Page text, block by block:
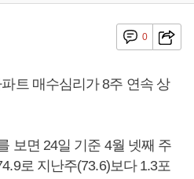
0
트 매수심리가 8주 연속 상
보면 24일 기준 4월 넷째 주
로 지난주(73.6)보다 1.3포